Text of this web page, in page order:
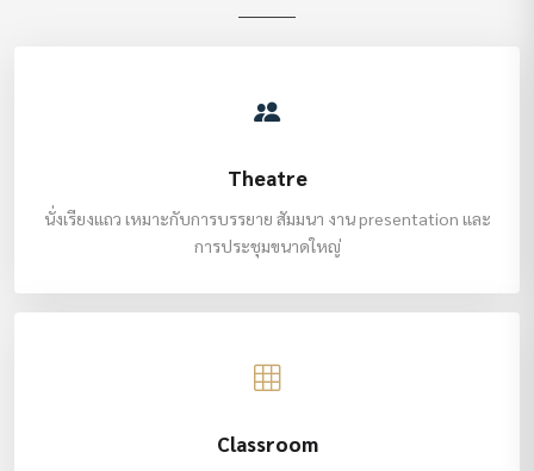
Theatre
นั่งเรียงแถว เหมาะกับการบรรยาย สัมมนา งาน presentation และ
การประชุมขนาดใหญ่
Classroom